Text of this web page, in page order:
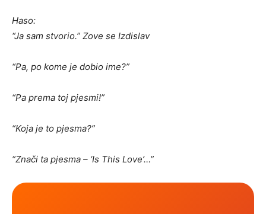
Haso:
“Ja sam stvorio.” Zove se Izdislav
“Pa, po kome je dobio ime?”
“Pa prema toj pjesmi!”
“Koja je to pjesma?”
“Znači ta pjesma – ‘Is This Love’…”